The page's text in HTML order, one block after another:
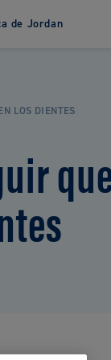
de Jordan
LOS DIENTES